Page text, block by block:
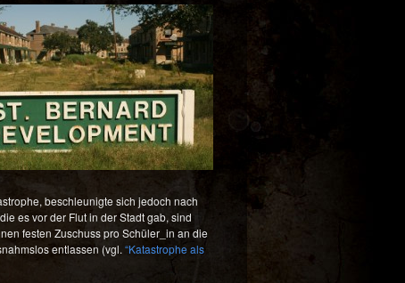
beschleunigte sich jedoch nach
es vor der Flut in der Stadt gab, sind
festen Zuschuss pro Schüler_in an die
entlassen (vgl. “Katastrophe als